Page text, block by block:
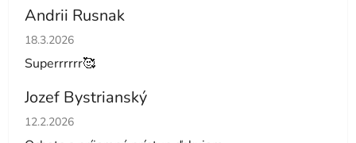
Andrii Rusnak
Hodnotenie obchodu je 5 z 5 hviezdičiek.
18.3.2026
Superrrrrr🥰
Jozef Bystrianský
Hodnotenie obchodu je 5 z 5 hviezdičiek.
12.2.2026